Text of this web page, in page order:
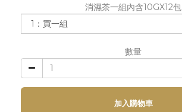
消濕茶一組內含10GX12包
數量
加入購物車